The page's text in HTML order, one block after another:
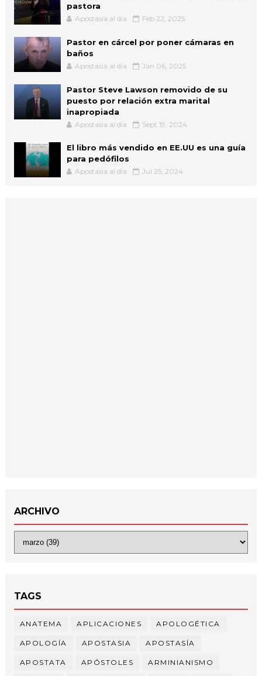
pastora
Apostasia al dia Feb 22, 2025
Pastor en cárcel por poner cámaras en
baños
Apostasia al dia Jan 06, 2025
Pastor Steve Lawson removido de su
puesto por relación extra marital
inapropiada
Apostasia al dia Sept 19, 2024
El libro más vendido en EE.UU es una guía
para pedófilos
Apostasia al dia Jul 25, 2024
ARCHIVO
TAGS
ANATEMA APLICACIONES APOLOGÉTICA
APOLOGÍA APOSTASIA APOSTASÍA
APOSTATA APÓSTOLES ARMINIANISMO